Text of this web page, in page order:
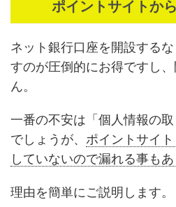
ポイントサイトか
ネット銀行口座を開設する
すのが圧倒的にお得ですし
ん。
一番の不安は「個人情報の
でしょうが、 ポイントサイ
していないので漏れる事も
理由を簡単にご説明します。